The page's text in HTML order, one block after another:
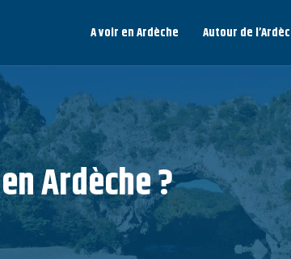
A voir en Ardèche Autour de
Ardèche ?